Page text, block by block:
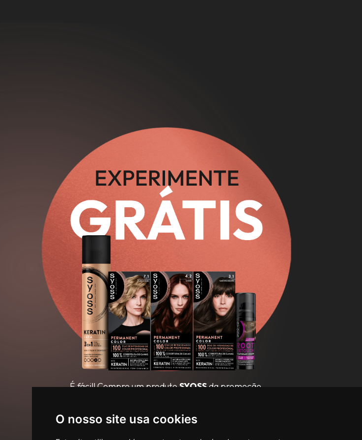
O nosso site usa cookies
É fácil! Compre um produtoSYOSSda promoção,
SOLICITAR REEMBOLSO